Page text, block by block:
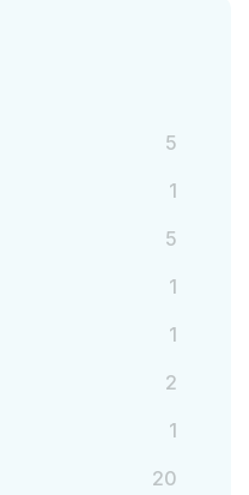
5
1
5
1
1
2
1
20